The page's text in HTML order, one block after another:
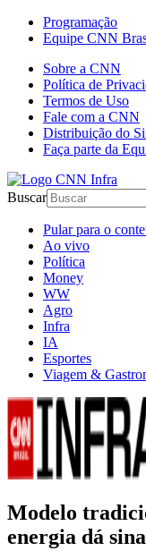
Programação
Equipe CNN
Sobre a CNN
Política de
Termos de Uso
Fale com a CNN
Distribuição do
Faça parte da
Buscar
Pular para o
Ao vivo
Política
Money
WW
Agro
Infra
IA
Esportes
Viagem &
Modelo
energia dá